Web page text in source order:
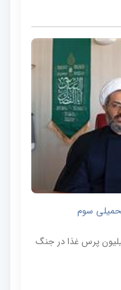
سوم
بیش از 393 هزار نفر و توزیع 3.5 میلیون پرس غذا در جنگ